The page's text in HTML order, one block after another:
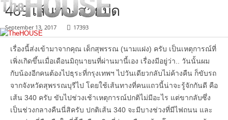
469 เส้นทางสายมืด
September 13, 2017 17393
เรื่องนี้ส่งเข้ามาจากคุณ เด็กสุพรรณ (นามแฝง) ครับ เป็นเหตุการณ์ที่
เพิ่งเกิดขึ้นเมื่อเดือนมิถุนายนที่ผ่านมานี้เอง เรื่องมีอยู่ว่า.. วันนั้นผม
กับน้องอีกคนต้องไปธุระที่กรุงเทพฯ ไปวันเดียวกลับไม่ค้างคืน ก็ขับรถ
จากจังหวัดสุพรรณบุรีไป โดยใช้เส้นทางที่คนแถวนี้น่าจะรู้จักกันดี คือ
เส้น 340 ครับ ขับไปช่วงเช้าเหตุการณ์ปกติไม่มีอะไร แต่ขากลับซึ่ง
เป็นช่วงกลางคืนนี่สิครับ ปกติเส้น 340 จะมีบางช่วงที่มีไฟถนน และ